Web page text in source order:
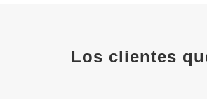
Los clientes